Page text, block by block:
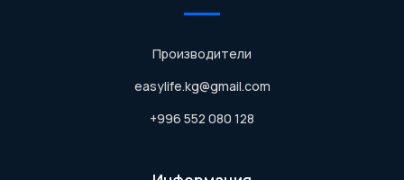
Производители
easylife.kg@gmail.com
+996 552 080 128